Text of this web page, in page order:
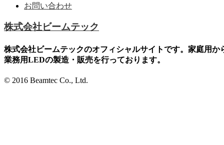
お問い合わせ
株式会社ビームテック
株式会社ビームテックのオフィシャルサイトです。家庭用か
業務用LEDの製造・販売を行っております。
© 2016 Beamtec Co., Ltd.